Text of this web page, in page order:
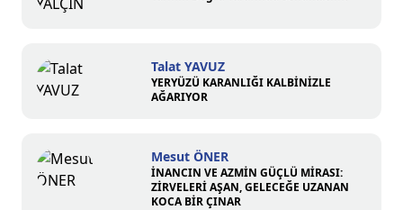
Talat YAVUZ
YERYÜZÜ KARANLIĞI KALBİNİZLE
AĞARIYOR
Mesut ÖNER
İNANCIN VE AZMİN GÜÇLÜ MİRASI:
ZİRVELERİ AŞAN, GELECEĞE UZANAN
KOCA BİR ÇINAR